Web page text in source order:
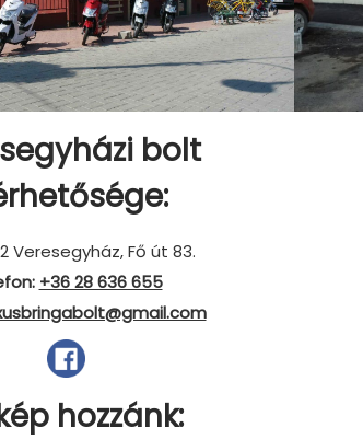
bolt
Veresegyház, Fő út 83.
+36 28 636 655
hozzánk: